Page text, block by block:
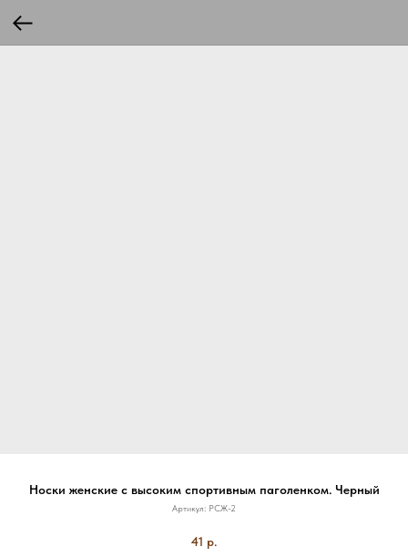
Носки женские с высоким спортивным паголенком. Черный
Артикул: РСЖ-2
41 р.